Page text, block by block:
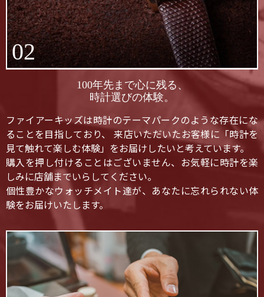
02
100年先まで心に残る、
時計選びの体験。
ファイアーキッズは時計のテーマパークのような存在にな
ることを目指しており、 来店いただいたお客様に「時計を
見て触れて楽しむ体験」をお届けしたいと考えています。
購入を押し付けることはございません、お気軽に時計を楽
しみに店舗までいらしてください。
個性豊かなウォッチメイト達が、あなたに忘れられない体
験をお届けいたします。